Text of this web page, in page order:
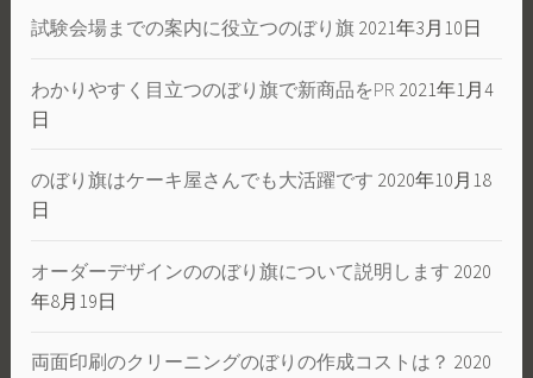
試験会場までの案内に役立つのぼり旗 2021年3月10日
わかりやすく目立つのぼり旗で新商品をPR 2021年1月4
日
のぼり旗はケーキ屋さんでも大活躍です 2020年10月18
日
オーダーデザインののぼり旗について説明します 2020
年8月19日
両面印刷のクリーニングのぼりの作成コストは？ 2020